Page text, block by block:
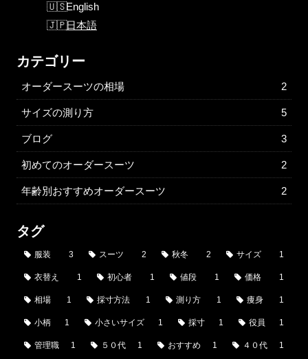
English
日本語
カテゴリー
オーダースーツの相場 2
サイズの測り方 5
ブログ 3
初めてのオーダースーツ 2
年齢別おすすめオーダースーツ 2
タグ
服装 3 スーツ 2 秋冬 2 サイズ 1
衣替え 1 初心者 1 値段 1 価格 1
相場 1 採寸方法 1 測り方 1 痩身 1
小柄 1 小さいサイズ 1 採寸 1 役員 1
管理職 1 ５０代 1 おすすめ 1 ４０代 1